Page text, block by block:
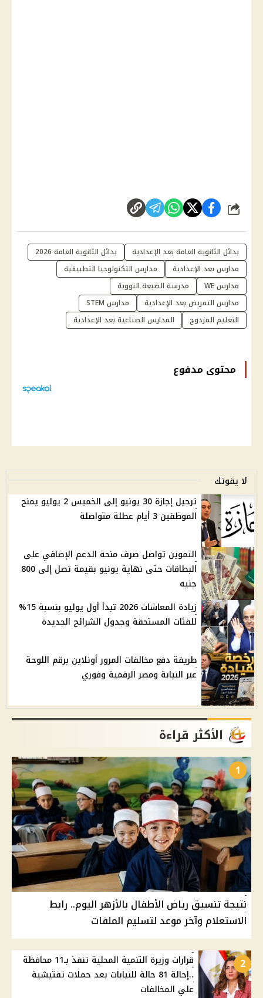
شارك
بدائل الثانوية العامة بعد الإعدادية
بدائل الثانوية العامة 2026
مدارس بعد الإعدادية
مدارس التكنولوجيا التطبيقية
مدارس WE
مدرسة الضبعة النووية
مدارس التمريض بعد الإعدادية
مدارس STEM
التعليم المزدوج
المدارس الصناعية بعد الإعدادية
محتوى مدفوع
لا يفوتك
ترحيل إجازة 30 يونيو إلى الخميس 2 يوليو يمنح
الموظفين 3 أيام عطلة متواصلة
التموين تواصل صرف منحة الدعم الإضافي على
البطاقات حتى نهاية يونيو بقيمة تصل إلى 800
جنيه
زيادة المعاشات 2026 تبدأ أول يوليو بنسبة 15%
للفئات المستحقة وجدول الشرائح الجديدة
طريقة دفع مخالفات المرور أونلاين برقم اللوحة
عبر النيابة ومصر الرقمية وفوري
الأكثر قراءة
1
نتيجة تنسيق رياض الأطفال بالأزهر اليوم.. رابط
الاستعلام وآخر موعد لتسليم الملفات
2
قرارات وزيرة التنمية المحلية تنفذ بـ11 محافظة
..إحالة 81 حالة للنيابات بعد حملات تفتيشية
علي المخالفات